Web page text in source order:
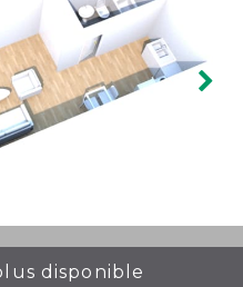
disponible